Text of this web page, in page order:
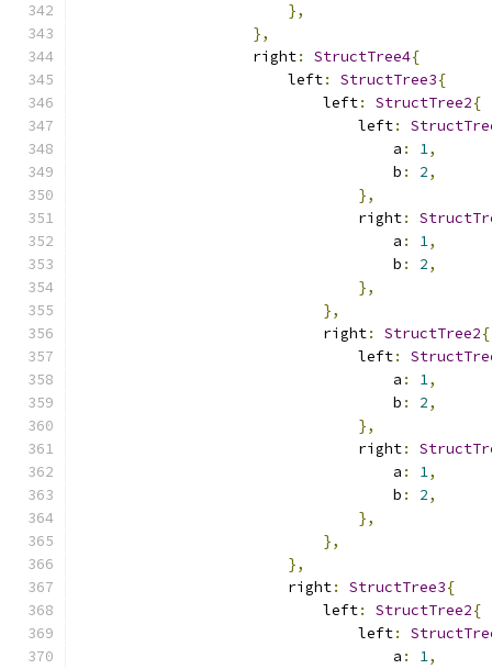
},
},
                    right
: StructTree4{
                        left
: StructTree3{
                            left
: StructTree2{
                                left
:
                                    a
: 1,
                                    b
: 2,
},
                                right
:
                                    a
: 1,
                                    b
: 2,
},
},
                            right
: StructTree2{
                                left
:
                                    a
: 1,
                                    b
: 2,
},
                                right
:
                                    a
: 1,
                                    b
: 2,
},
},
},
                        right
: StructTree3{
                            left
: StructTree2{
                                left
:
                                    a
: 1,